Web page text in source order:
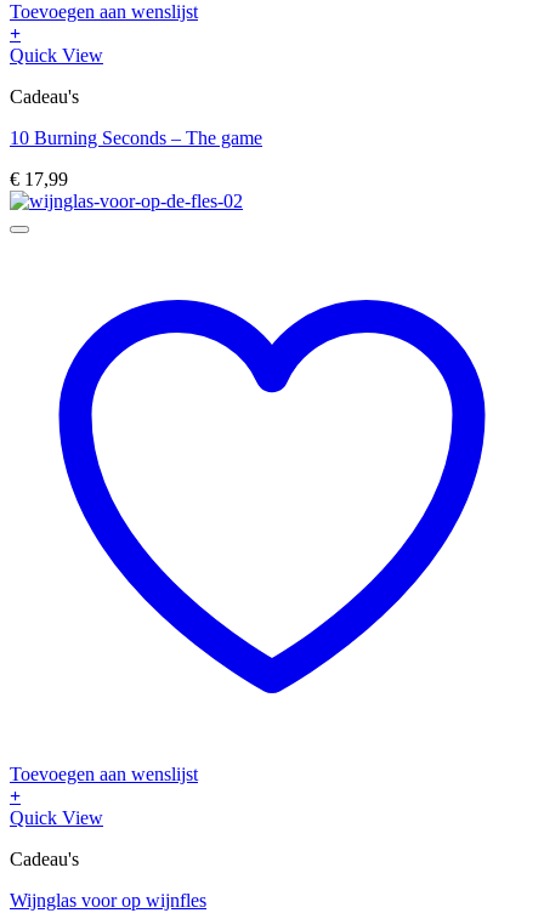
Toevoegen aan wenslijst
+
Quick View
Cadeau's
10 Burning Seconds – The game
€ 17,99
Toevoegen aan wenslijst
+
Quick View
Cadeau's
Wijnglas voor op wijnfles